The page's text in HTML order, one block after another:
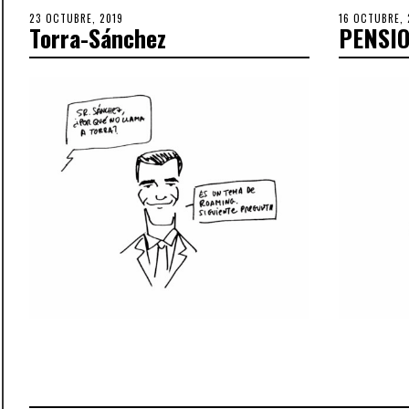
POSTED
ON
23 OCTUBRE, 2019
OCTUBRE,
2019
Torra-Sánchez
POSTED
ON
16 OCTUBRE,